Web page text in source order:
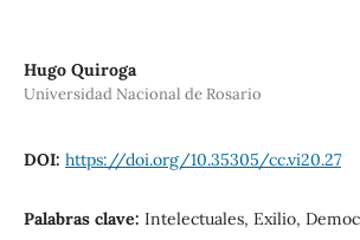
Hugo Quiroga
Universidad Nacional de Rosario
DOI: https://doi.org/10.35305/cc.vi20.27
Palabras clave: Intelectuales, Exilio,